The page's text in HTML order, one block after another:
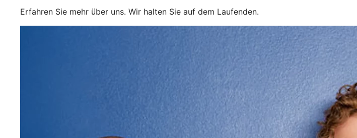
Erfahren Sie mehr über uns. Wir halten Sie auf dem Laufenden.